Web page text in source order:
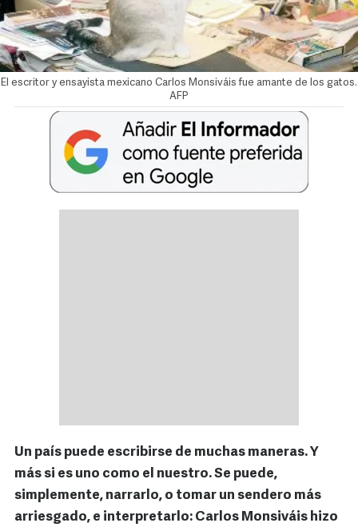
El escritor y ensayista mexicano Carlos Monsiváis fue amante de los gatos.
AFP
Un país puede escribirse de muchas maneras. Y
más si es uno como el nuestro. Se puede,
simplemente, narrarlo, o tomar un sendero más
arriesgado, e interpretarlo: Carlos Monsiváis hizo